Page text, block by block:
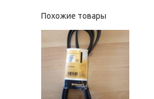
Похожие товары